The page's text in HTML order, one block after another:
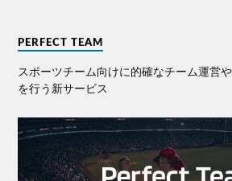
PERFECT TEAM
スポーツチーム向けに的確なチーム運営
を⾏う新サービス